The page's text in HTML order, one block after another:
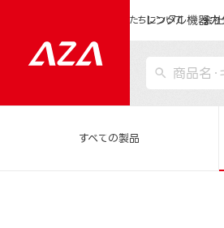
レンタル機器
私たちについて 会
すべての製品